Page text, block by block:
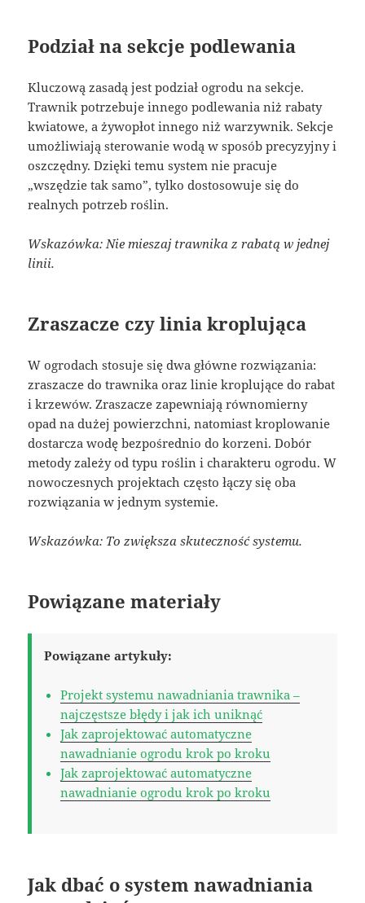
Podział na sekcje podlewania
Kluczową zasadą jest podział ogrodu na sekcje.
Trawnik potrzebuje innego podlewania niż rabaty
kwiatowe, a żywopłot innego niż warzywnik. Sekcje
umożliwiają sterowanie wodą w sposób precyzyjny i
oszczędny. Dzięki temu system nie pracuje
„wszędzie tak samo”, tylko dostosowuje się do
realnych potrzeb roślin.
Wskazówka: Nie mieszaj trawnika z rabatą w jednej
linii.
Zraszacze czy linia kroplująca
W ogrodach stosuje się dwa główne rozwiązania:
zraszacze do trawnika oraz linie kroplujące do rabat
i krzewów. Zraszacze zapewniają równomierny
opad na dużej powierzchni, natomiast kroplowanie
dostarcza wodę bezpośrednio do korzeni. Dobór
metody zależy od typu roślin i charakteru ogrodu. W
nowoczesnych projektach często łączy się oba
rozwiązania w jednym systemie.
Wskazówka: To zwiększa skuteczność systemu.
Powiązane materiały
Powiązane artykuły:
Projekt systemu nawadniania trawnika –
najczęstsze błędy i jak ich uniknąć
Jak zaprojektować automatyczne
nawadnianie ogrodu krok po kroku
Jak zaprojektować automatyczne
nawadnianie ogrodu krok po kroku
Jak dbać o system nawadniania